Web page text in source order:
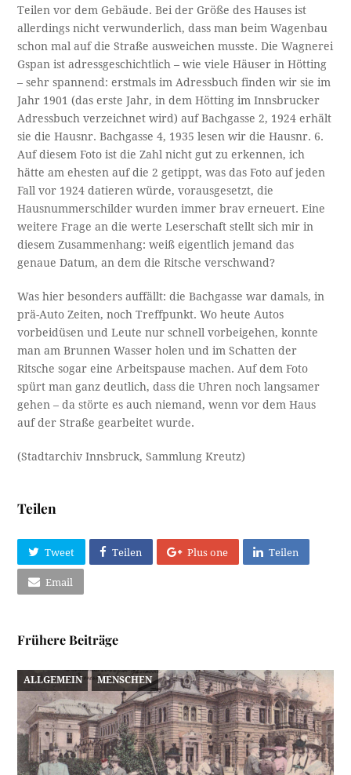
Teilen vor dem Gebäude. Bei der Größe des Hauses ist
allerdings nicht verwunderlich, dass man beim Wagenbau
schon mal auf die Straße ausweichen musste. Die Wagnerei
Gspan ist adressgeschichtlich – wie viele Häuser in Hötting
– sehr spannend: erstmals im Adressbuch finden wir sie im
Jahr 1901 (das erste Jahr, in dem Hötting im Innsbrucker
Adressbuch verzeichnet wird) auf Bachgasse 2, 1924 erhält
sie die Hausnr. Bachgasse 4, 1935 lesen wir die Hausnr. 6.
Auf diesem Foto ist die Zahl nicht gut zu erkennen, ich
hätte am ehesten auf die 2 getippt, was das Foto auf jeden
Fall vor 1924 datieren würde, vorausgesetzt, die
Hausnummerschilder wurden immer brav erneuert. Eine
weitere Frage an die werte Leserschaft stellt sich mir in
diesem Zusammenhang: weiß eigentlich jemand das
genaue Datum, an dem die Ritsche verschwand?
Was hier besonders auffällt: die Bachgasse war damals, in
prä-Auto Zeiten, noch Treffpunkt. Wo heute Autos
vorbeidüsen und Leute nur schnell vorbeigehen, konnte
man am Brunnen Wasser holen und im Schatten der
Ritsche sogar eine Arbeitspause machen. Auf dem Foto
spürt man ganz deutlich, dass die Uhren noch langsamer
gehen – da störte es auch niemand, wenn vor dem Haus
auf der Straße gearbeitet wurde.
(Stadtarchiv Innsbruck, Sammlung Kreutz)
Teilen
Tweet Teilen Plus one Teilen
Email
Frühere Beiträge
ALLGEMEIN MENSCHEN